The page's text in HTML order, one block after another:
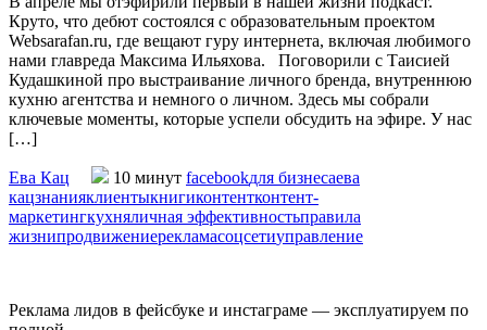
Круто, что дебют состоялся с образовательным проектом
Websarafan.ru, где вещают гуру интернета, включая любимого
нами главреда Максима Ильяхова. Поговорили с Таисией
Кудашкиной про выстраивание личного бренда, внутреннюю
кухню агентства и немного о личном. Здесь мы собрали
ключевые моменты, которые успели обсудить на эфире. У нас
[…]
Ева Кац 10 минут facebookдля бизнесаева
кацзнанияклиентыкнигиконтентконтент-
маркетингкухняличная эффективностьправила
жизнипродвижениерекламасоцсетиуправление
Реклама лидов в фейсбуке и инстаграме — эксплуатируем по